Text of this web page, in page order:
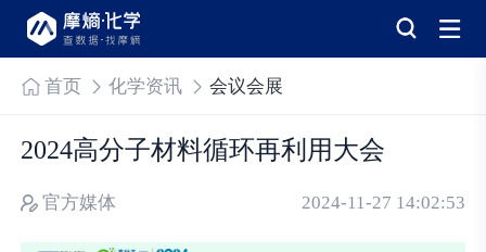
首页 化学资讯 会议会展
2024高分子材料循环再利用大会
官方媒体 2024-11-27 14:02:53